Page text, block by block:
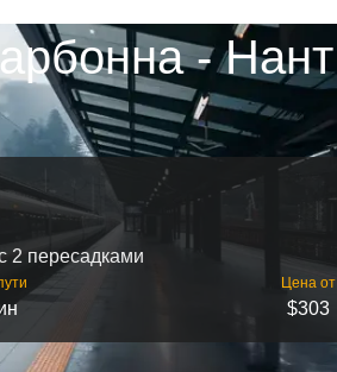
- Нант
2 пересадками
Цена от
$303